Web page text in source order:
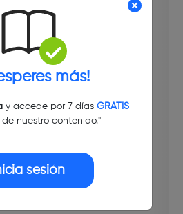
más!
y accede por 7 días GRATIS
nuestro contenido."
sesión